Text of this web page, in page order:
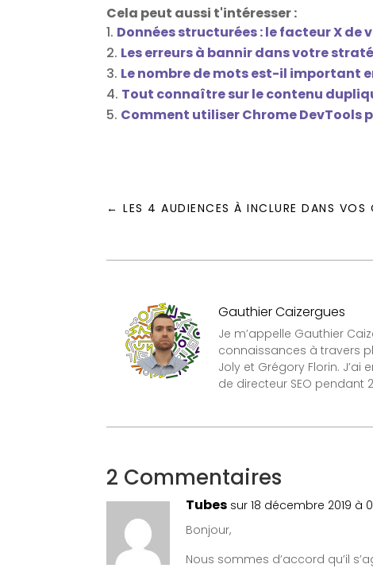
Cela peut aussi t'intéresser :
Données structurées : le facteur X de
Les erreurs à bannir dans votre
Le nombre de mots est-il important
Tout connaître sur le contenu
Comment utiliser Chrome DevTools
←LES 4 AUDIENCES À INCLURE DANS
Gauthier Caizergues
Je m’appelle Gauthier
connaissances à travers
Joly et Grégory Florin.
de directeur SEO pendant
2 Commentaires
Tubes sur 18 décembre 2019 à
Bonjour,
Nous sommes d’accord qu’il